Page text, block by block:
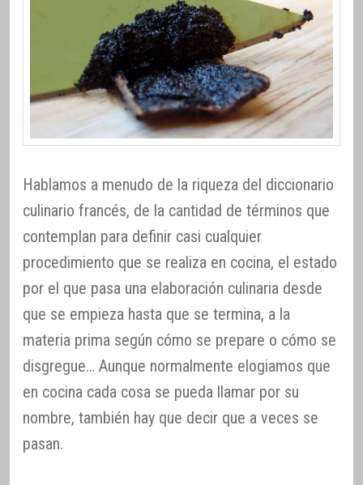
Hablamos a menudo de la riqueza del diccionario
culinario francés, de la cantidad de términos que
contemplan para definir casi cualquier
procedimiento que se realiza en cocina, el estado
por el que pasa una elaboración culinaria desde
que se empieza hasta que se termina, a la
materia prima según cómo se prepare o cómo se
disgregue… Aunque normalmente elogiamos que
en cocina cada cosa se pueda llamar por su
nombre, también hay que decir que a veces se
pasan.